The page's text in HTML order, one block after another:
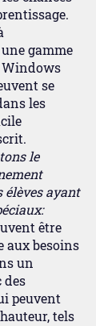
gamme
se
les
le
élèves ayant
être
aux besoins
un
des
peuvent
tels